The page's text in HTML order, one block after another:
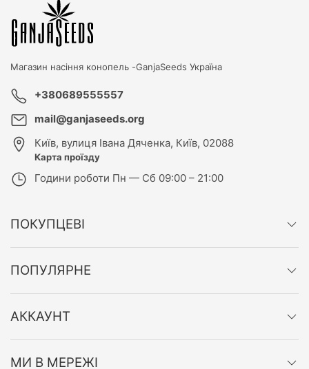
Магазин насіння конопель -GanjaSeeds Україна
+380689555557
mail@ganjaseeds.org
Київ, вулиця Івана Дяченка, Київ, 02088
Карта проїзду
Години роботи Пн — Сб 09:00 – 21:00
ПОКУПЦЕВІ
ПОПУЛЯРНЕ
АККАУНТ
МИ В МЕРЕЖІ